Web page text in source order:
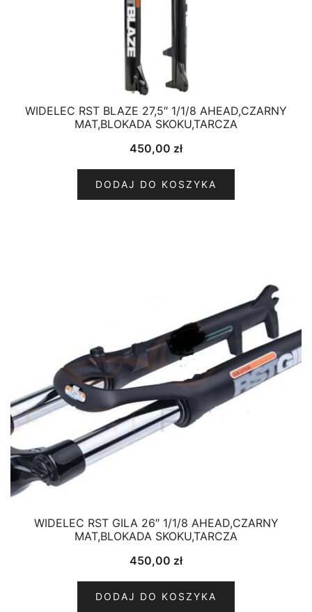
WIDELEC RST BLAZE 27,5″ 1/1/8 AHEAD,CZARNY
MAT,BLOKADA SKOKU,TARCZA
450,00 zł
DODAJ DO KOSZYKA
WIDELEC RST GILA 26″ 1/1/8 AHEAD,CZARNY
MAT,BLOKADA SKOKU,TARCZA
450,00 zł
DODAJ DO KOSZYKA